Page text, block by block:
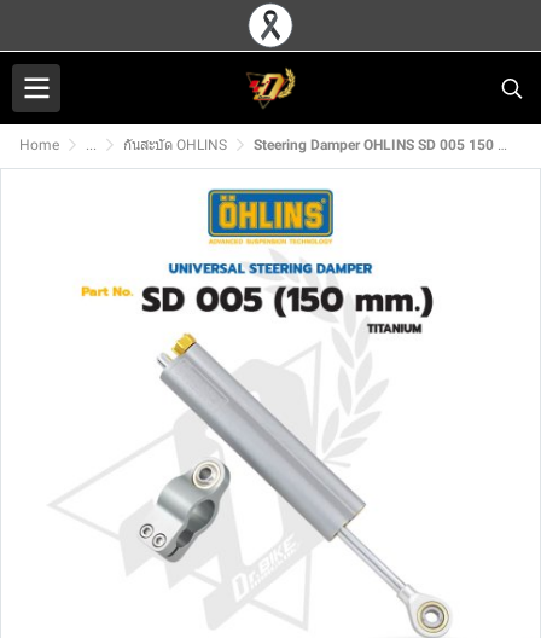
Home ... กันสะบัด OHLINS Steering Damper OHLINS SD 005 150 mm. TITANIUM